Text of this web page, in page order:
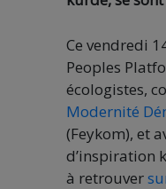
Ce vendredi
Peoples
écologistes,
Modernité
(Feykom), et
d’inspiration
à retrouver